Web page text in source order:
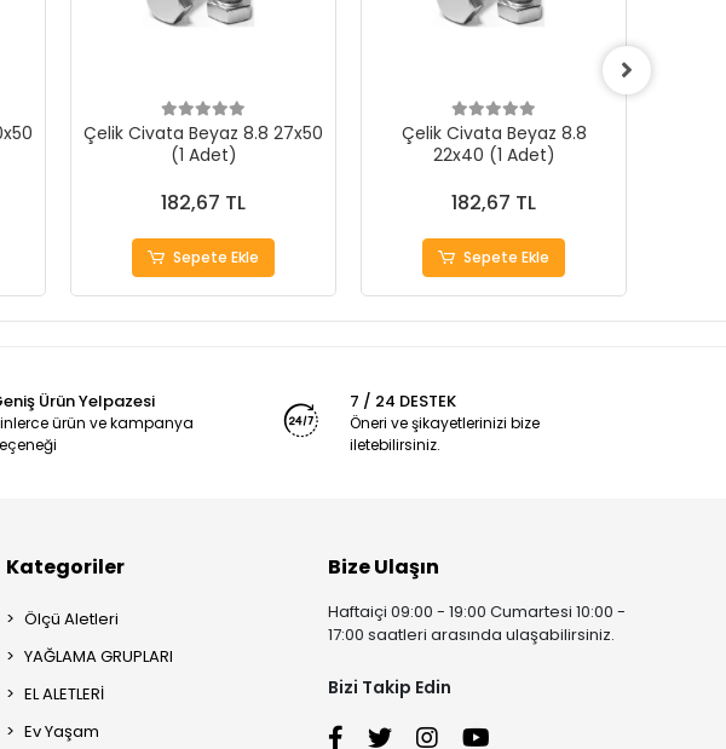
Çelik Civata Beyaz 8.8 27x50
(1 Adet)
182,67 TL
Sepete Ekle
Çelik Civata Beyaz 8.8
22x40 (1 Adet)
182,67 TL
Sepete Ekle
Ürün Yelpazesi
ürün ve kampanya
7 / 24 DESTEK
Öneri ve şikayetlerinizi bize
iletebilirsiniz.
Kategoriler
Ölçü Aletleri
YAĞLAMA GRUPLARI
EL ALETLERİ
Ev Yaşam
Bize Ulaşın
Haftaiçi 09:00 - 19:00 Cumartesi 10:00 -
17:00 saatleri arasında ulaşabilirsiniz.
Bizi Takip Edin